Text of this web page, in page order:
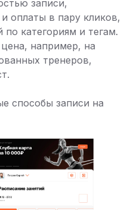
записи,
оплаты в пару кликов,
категориям и тегам.
например, на
тренеров,
способы записи на